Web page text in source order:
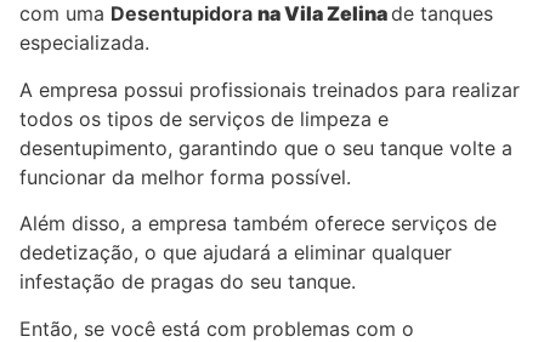
com uma Desentupidora na VilaZelinade tanques
especializada.
A empresa possui profissionais treinados para realizar
todos os tipos de serviços de limpeza e
desentupimento, garantindo que o seu tanque volte a
funcionar da melhor forma possível.
Além disso, a empresa também oferece serviços de
dedetização, o que ajudará a eliminar qualquer
infestação de pragas do seu tanque.
Então, se você está com problemas com o